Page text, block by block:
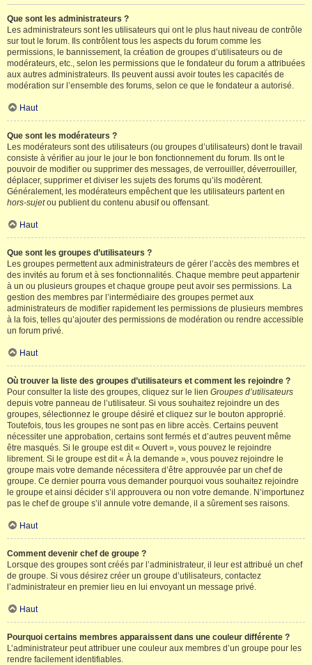
Que sont les administrateurs ?
Les administrateurs sont les utilisateurs qui ont le plus haut niveau de contrôle
sur tout le forum. Ils contrôlent tous les aspects du forum comme les
permissions, le bannissement, la création de groupes d’utilisateurs ou de
modérateurs, etc., selon les permissions que le fondateur du forum a attribuées
aux autres administrateurs. Ils peuvent aussi avoir toutes les capacités de
modération sur l’ensemble des forums, selon ce que le fondateur a autorisé.
Haut
Que sont les modérateurs ?
Les modérateurs sont des utilisateurs (ou groupes d’utilisateurs) dont le travail
consiste à vérifier au jour le jour le bon fonctionnement du forum. Ils ont le
pouvoir de modifier ou supprimer des messages, de verrouiller, déverrouiller,
déplacer, supprimer et diviser les sujets des forums qu’ils modèrent.
Généralement, les modérateurs empêchent que les utilisateurs partent en
hors-sujetou publient du contenu abusif ou offensant.
Haut
Que sont les groupes d’utilisateurs ?
Les groupes permettent aux administrateurs de gérer l’accès des membres et
des invités au forum et à ses fonctionnalités. Chaque membre peut appartenir
à un ou plusieurs groupes et chaque groupe peut avoir ses permissions. La
gestion des membres par l’intermédiaire des groupes permet aux
administrateurs de modifier rapidement les permissions de plusieurs membres
à la fois, telles qu’ajouter des permissions de modération ou rendre accessible
un forum privé.
Haut
Où trouver la liste des groupes d’utilisateurs et comment les rejoindre ?
Pour consulter la liste des groupes, cliquez sur le lien Groupes d’utilisateurs
depuis votre panneau de l’utilisateur. Si vous souhaitez rejoindre un des
groupes, sélectionnez le groupe désiré et cliquez sur le bouton approprié.
Toutefois, tous les groupes ne sont pas en libre accès. Certains peuvent
nécessiter une approbation, certains sont fermés et d’autres peuvent même
être masqués. Si le groupe est dit « Ouvert », vous pouvez le rejoindre
librement. Si le groupe est dit « À la demande », vous pouvez rejoindre le
groupe mais votre demande nécessitera d’être approuvée par un chef de
groupe. Ce dernier pourra vous demander pourquoi vous souhaitez rejoindre
le groupe et ainsi décider s’il approuvera ou non votre demande. N’importunez
pas le chef de groupe s’il annule votre demande, il a sûrement ses raisons.
Haut
Comment devenir chef de groupe ?
Lorsque des groupes sont créés par l’administrateur, il leur est attribué un chef
de groupe. Si vous désirez créer un groupe d’utilisateurs, contactez
l’administrateur en premier lieu en lui envoyant un message privé.
Haut
Pourquoi certains membres apparaissent dans une couleur différente ?
L’administrateur peut attribuer une couleur aux membres d’un groupe pour les
rendre facilement identifiables.